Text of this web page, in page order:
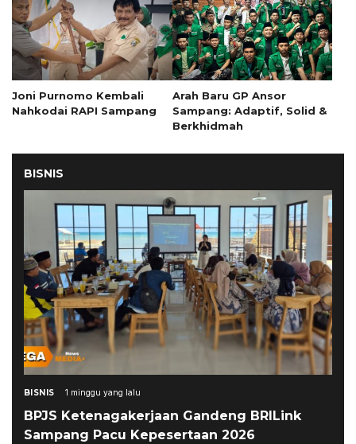
Joni Purnomo Kembali
Nahkodai RAPI Sampang
Arah Baru GP Ansor
Sampang: Adaptif, Solid &
Berkhidmah
BISNIS
BISNIS 1 minggu yang lalu
BPJS Ketenagakerjaan Gandeng BRILink
Sampang Pacu Kepesertaan 2026